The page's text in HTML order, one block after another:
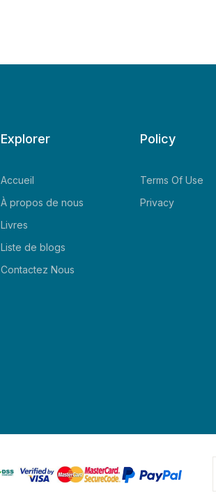
Explorer
Accueil
À propos de nous
Livres
Liste de blogs
Contactez Nous
Policy
Terms Of Use
Privacy